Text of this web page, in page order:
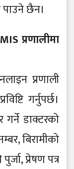
छैन।
प्रणालीमा
प्रणाली
गर्नुपर्छ।
डाक्टरको
बिरामीको
प्रेषण पत्र